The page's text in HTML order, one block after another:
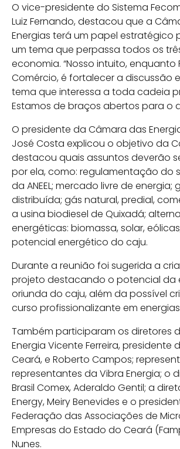
O vice-presidente do Sistema
Luiz Fernando, destacou que a
Energias terá um papel estratégico
um tema que perpassa todos os
economia. “Nosso intuito,
Comércio, é fortalecer a discussão
tema que interessa a toda cadeia
Estamos de braços abertos para o
O presidente da Câmara das
José Costa explicou o objetivo da
destacou quais assuntos deverão
por ela, como: regulamentação do
da ANEEL; mercado livre de energia;
distribuída; gás natural, predial,
a usina biodiesel de Quixadá;
energéticas: biomassa, solar,
potencial energético do caju.
Durante a reunião foi sugerida a
projeto destacando o potencial da
oriunda do caju, além da possível
curso profissionalizante em
Também participaram os diretores
Energia Vicente Ferreira, presidente
Ceará, e Roberto Campos;
representantes da Vibra Energia; o
Brasil Comex, Aderaldo Gentil; a
Energy, Meiry Benevides e o
Federação das Associações de
Empresas do Estado do Ceará
Nunes.